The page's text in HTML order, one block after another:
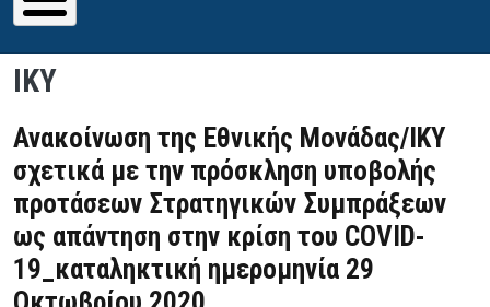
IKY
Ανακοίνωση της Εθνικής Μονάδας/ΙΚΥ
σχετικά με την πρόσκληση υποβολής
προτάσεων Στρατηγικών Συμπράξεων
ως απάντηση στην κρίση του COVID-
19_καταληκτική ημερομηνία 29